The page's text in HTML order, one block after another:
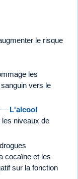
le risque
les
vers le
— L'alcool
niveaux de
cocaïne et les
sur la fonction